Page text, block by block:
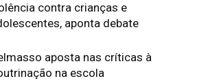
contra crianças e
aponta debate
aposta nas críticas à
na escola